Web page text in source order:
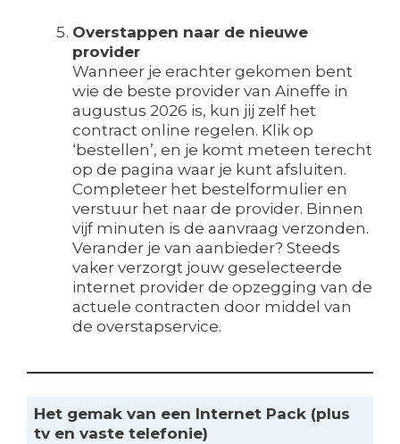
Overstappen naar de nieuwe
provider
Wanneer je erachter gekomen bent
wie de beste provider van Aineffe in
augustus 2026 is, kun jij zelf het
contract online regelen. Klik op
‘bestellen’, en je komt meteen terecht
op de pagina waar je kunt afsluiten.
Completeer het bestelformulier en
verstuur het naar de provider. Binnen
vijf minuten is de aanvraag verzonden.
Verander je van aanbieder? Steeds
vaker verzorgt jouw geselecteerde
internet provider de opzegging van de
actuele contracten door middel van
de overstapservice.
Het gemak van een Internet Pack (plus
tv en vaste telefonie)